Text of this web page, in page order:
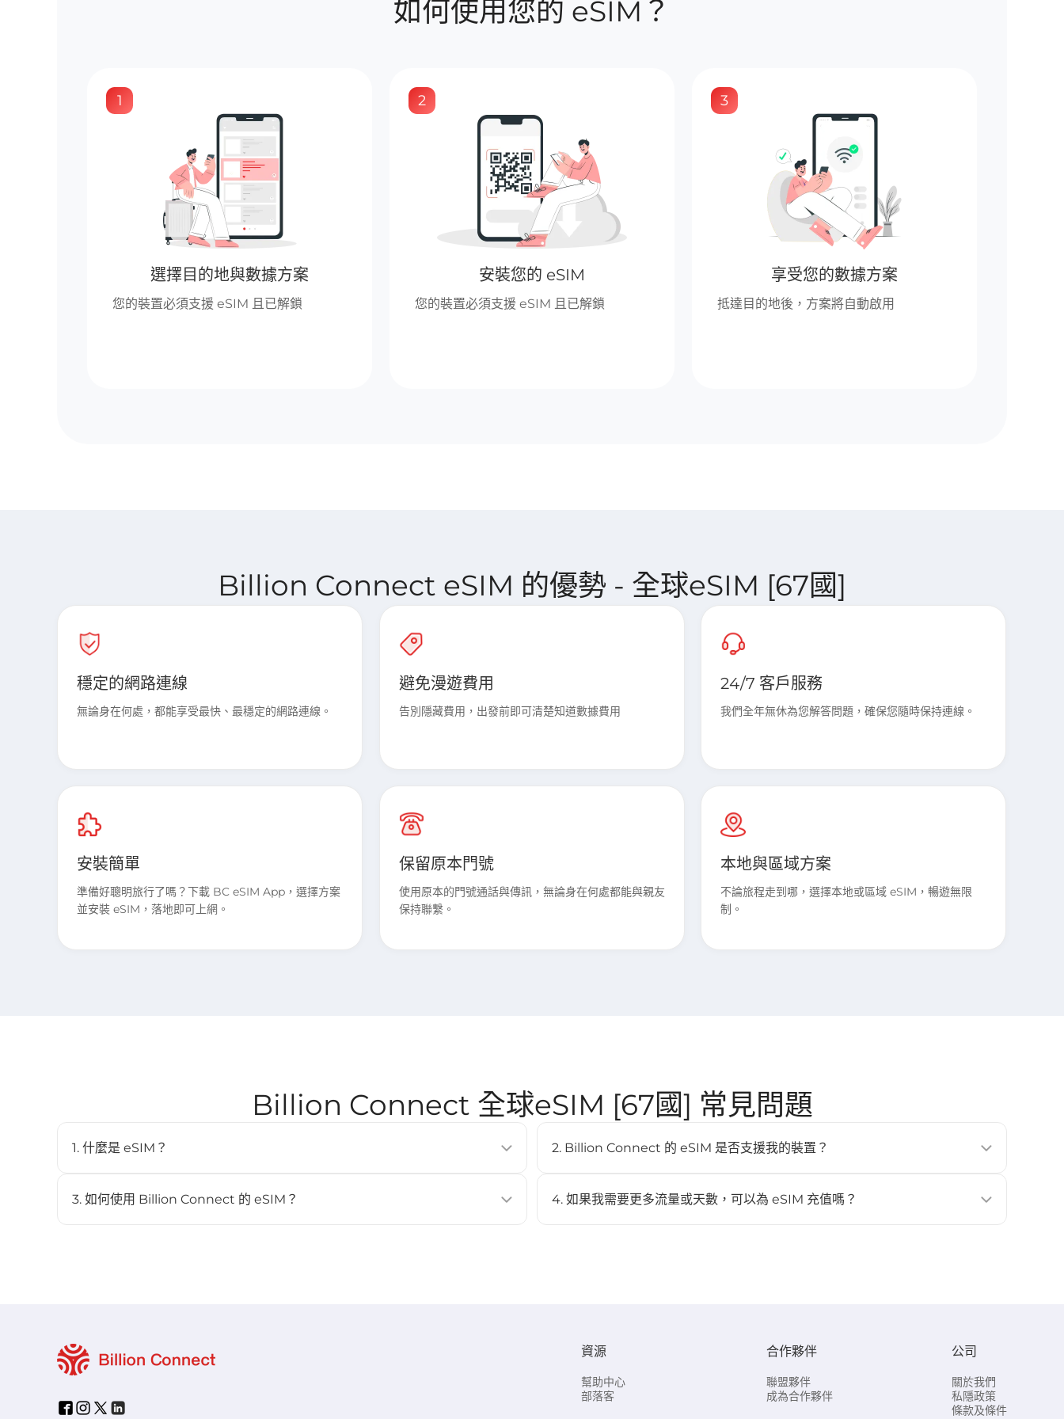
如何使用您的 eSIM？
1
選擇目的地與數據方案
您的裝置必須支援 eSIM 且已解鎖
2
安裝您的 eSIM
您的裝置必須支援 eSIM 且已解鎖
3
享受您的數據方案
抵達目的地後，方案將自動啟用
Billion Connect eSIM 的優勢 - 全球eSIM [67國]
穩定的網路連線
無論身在何處，都能享受最快、最穩定的網路連線。
避免漫遊費用
告別隱藏費用，出發前即可清楚知道數據費用
24/7 客戶服務
我們全年無休為您解答問題，確保您隨時保持連線。
安裝簡單
準備好聰明旅行了嗎？下載 BC eSIM App，選擇方案
並安裝 eSIM，落地即可上網。
保留原本門號
使用原本的門號通話與傳訊，無論身在何處都能與親友
保持聯繫。
本地與區域方案
不論旅程走到哪，選擇本地或區域 eSIM，暢遊無限
制。
Billion Connect 全球eSIM [67國] 常見問題
1. 什麼是 eSIM？
內建於相容裝置中，並可儲存多個配置檔。
3. 如何使用 Billion Connect 的 eSIM？
- 確保「數據漫遊」已開啟，並在「蜂窩數據」中選擇 BC eSIM。
- eSIM 會自動搜尋並連接到最佳的當地網路。
2. Billion Connect 的 eSIM 是否支援我的裝置？
Pixel 3 以上、Samsung Galaxy S20 以上）。更多詳情請查看 [
4. 如果我需要更多流量或天數，可以為 eSIM 充值嗎？
資源
幫助中心
部落客
合作夥伴
聯盟夥伴
成為合作夥伴
公司
關於我們
私隱政策
條款及條件